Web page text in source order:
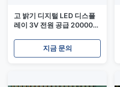
고 밝기 디지털 LED 디스플
레이 3V 전원 공급 20000-
준 D010
지금 문의